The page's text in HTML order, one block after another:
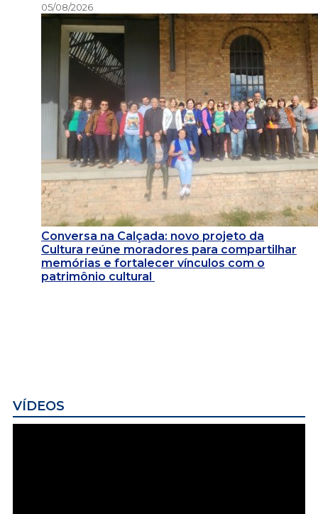
05/08/2026
Conversa na Calçada: novo projeto da
Cultura reúne moradores para compartilhar
memórias e fortalecer vínculos com o
patrimônio cultural
VÍDEOS